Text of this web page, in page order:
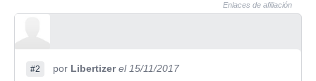
Enlaces de afiliación
#2 por Libertizer el 15/11/2017